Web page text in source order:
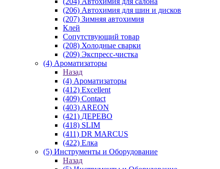
(206) Автохимия для шин и дисков
(207) Зимняя автохимия
Клей
Сопутствующий товар
(208) Холодные сварки
(209) Экспреcс-чистка
(4) Ароматизаторы
Назад
(4) Ароматизаторы
(412) Excellent
(409) Contact
(403) AREON
(421) ДЕРЕВО
(418) SLIM
(411) DR MARCUS
(422) Елка
(5) Инструменты и Оборудование
Назад